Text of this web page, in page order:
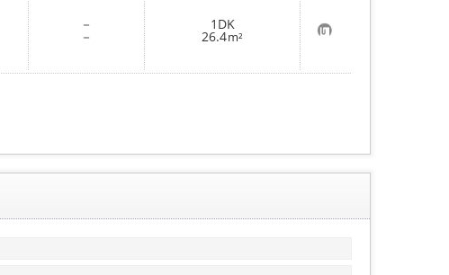
－
－
1DK
26.4m² お
気
に
入